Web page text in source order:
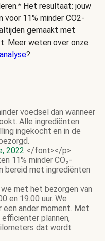
* Het resultaat: jouw
voor 11% minder CO2-
gemaakt met
Meer weten over onze
?
voedsel dan wanneer
Alle ingrediënten
ingekocht en in de
2022 </font></p>
11% minder CO₂-
met ingrediënten
met het bezorgen van
en 19.00 uur. We
een ander moment. Met
plannen,
dat wordt